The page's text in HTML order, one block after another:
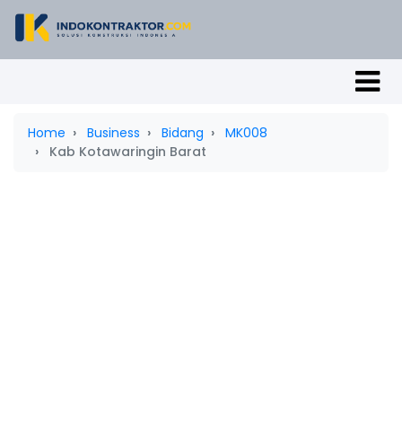
Home Business Bidang
MK008
Kab Kotawaringin Barat